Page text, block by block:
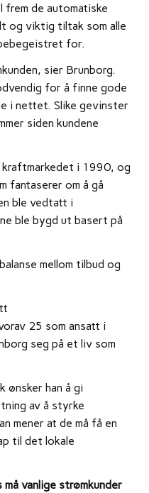
de automatiske
og viktig tiltak som alle
for.
sier Brunborg.
for å finne gode
i nettet. Slike gevinster
siden kundene
kraftmarkedet i 1990, og
fantaserer om å gå
ble vedtatt i
ble bygd ut basert på
mellom tilbud og
25 som ansatt i
seg på et liv som
ønsker han å gi
av å styrke
mener at de må få en
til det lokale
vanlige strømkunder